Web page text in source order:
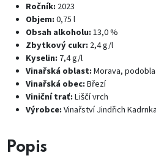
Ročník: 2023
Objem:0,75 l
Obsah alkoholu:13,0 %
Zbytkový cukr: 2,4 g/l
Kyselin: 7,4 g/l
Vinařská oblast:Morava,
Vinařská obec:Březí
Viniční trať:Liščí vrch
Výrobce:Vinařství Jindřich Kadrnka
Popis